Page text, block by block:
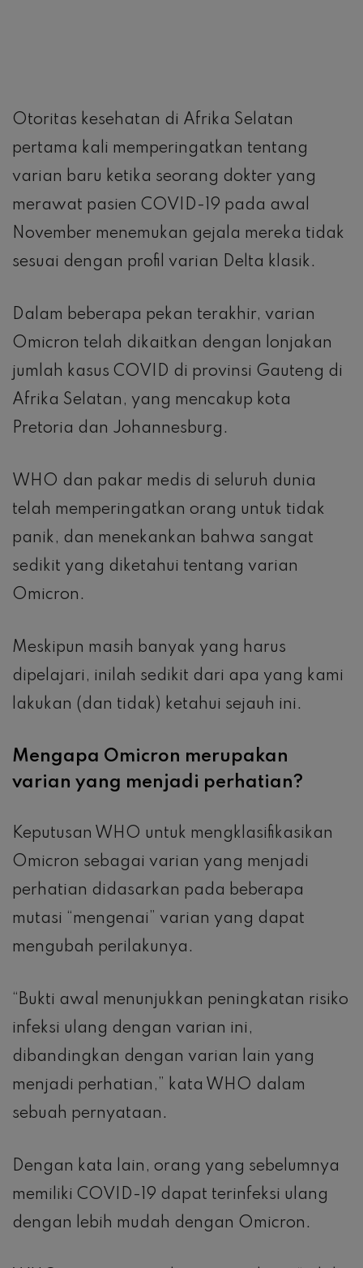
Otoritas kesehatan di Afrika Selatan
pertama kali memperingatkan tentang
varian baru ketika seorang dokter yang
merawat pasien COVID-19 pada awal
November menemukan gejala mereka tidak
sesuai dengan profil varian Delta klasik.
Dalam beberapa pekan terakhir, varian
Omicron telah dikaitkan dengan lonjakan
jumlah kasus COVID di provinsi Gauteng di
Afrika Selatan, yang mencakup kota
Pretoria dan Johannesburg.
WHO dan pakar medis di seluruh dunia
telah memperingatkan orang untuk tidak
panik, dan menekankan bahwa sangat
sedikit yang diketahui tentang varian
Omicron.
Meskipun masih banyak yang harus
dipelajari, inilah sedikit dari apa yang kami
lakukan (dan tidak) ketahui sejauh ini.
Mengapa Omicron merupakan
varian yang menjadi perhatian?
Keputusan WHO untuk mengklasifikasikan
Omicron sebagai varian yang menjadi
perhatian didasarkan pada beberapa
mutasi “mengenai” varian yang dapat
mengubah perilakunya.
“Bukti awal menunjukkan peningkatan risiko
infeksi ulang dengan varian ini,
dibandingkan dengan varian lain yang
menjadi perhatian,” kata WHO dalam
sebuah pernyataan.
Dengan kata lain, orang yang sebelumnya
memiliki COVID-19 dapat terinfeksi ulang
dengan lebih mudah dengan Omicron.